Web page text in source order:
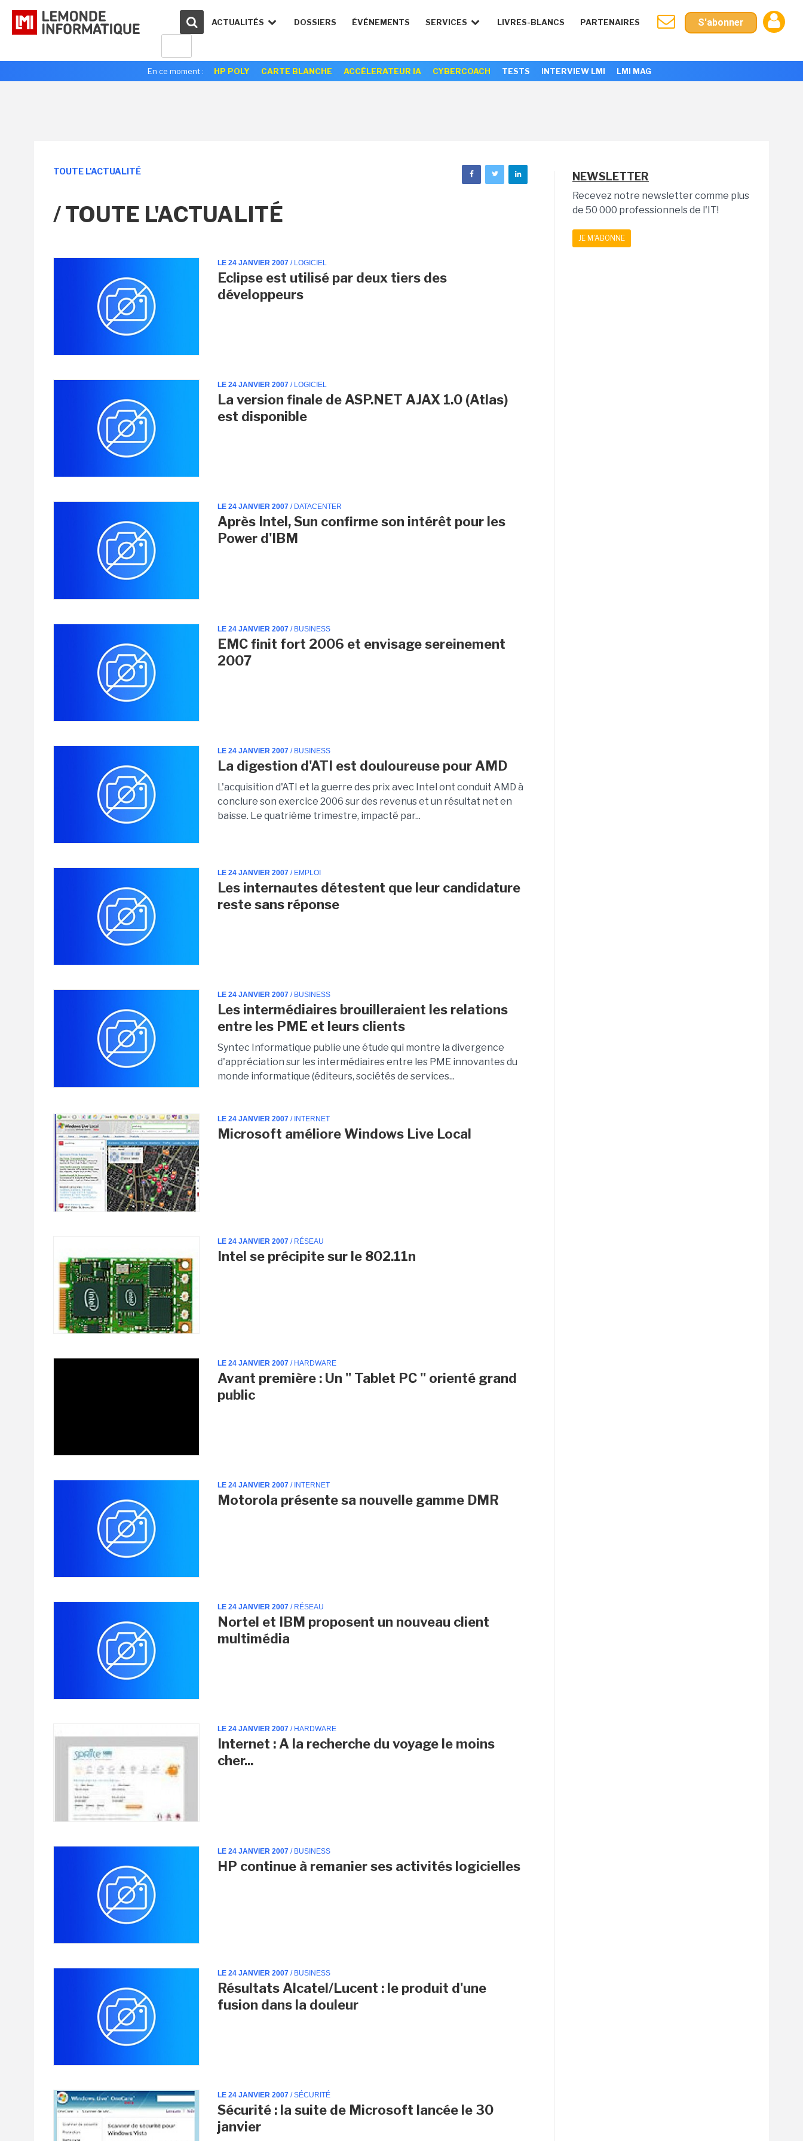
ACTUALITÉS DOSSIERS ÉVÉNEMENTS SERVICES LIVRES-BLANCS PARTENAIRES S'abonner
En ce moment : HP POLY CARTE BLANCHE ACCÉLERATEUR IA CYBERCOACH TESTS INTERVIEW LMI LMI MAG
TOUTE L'ACTUALITÉ
/ TOUTE L'ACTUALITÉ
LE 24 JANVIER 2007 / LOGICIEL
Eclipse est utilisé par deux tiers des
développeurs
LE 24 JANVIER 2007 / LOGICIEL
La version finale de ASP.NET AJAX 1.0 (Atlas)
est disponible
LE 24 JANVIER 2007 / DATACENTER
Après Intel, Sun confirme son intérêt pour les
Power d'IBM
LE 24 JANVIER 2007 / BUSINESS
EMC finit fort 2006 et envisage sereinement
2007
LE 24 JANVIER 2007 / BUSINESS
La digestion d'ATI est douloureuse pour AMD
L'acquisition d'ATI et la guerre des prix avec Intel ont conduit AMD à
conclure son exercice 2006 sur des revenus et un résultat net en
baisse. Le quatrième trimestre, impacté par...
LE 24 JANVIER 2007 / EMPLOI
Les internautes détestent que leur candidature
reste sans réponse
LE 24 JANVIER 2007 / BUSINESS
Les intermédiaires brouilleraient les relations
entre les PME et leurs clients
Syntec Informatique publie une étude qui montre la divergence
d'appréciation sur les intermédiaires entre les PME innovantes du
monde informatique (éditeurs, sociétés de services...
LE 24 JANVIER 2007 / INTERNET
Microsoft améliore Windows Live Local
LE 24 JANVIER 2007 / RÉSEAU
Intel se précipite sur le 802.11n
LE 24 JANVIER 2007 / HARDWARE
Avant première : Un " Tablet PC " orienté grand
public
LE 24 JANVIER 2007 / INTERNET
Motorola présente sa nouvelle gamme DMR
LE 24 JANVIER 2007 / RÉSEAU
Nortel et IBM proposent un nouveau client
multimédia
LE 24 JANVIER 2007 / HARDWARE
Internet : A la recherche du voyage le moins
cher...
LE 24 JANVIER 2007 / BUSINESS
HP continue à remanier ses activités logicielles
LE 24 JANVIER 2007 / BUSINESS
Résultats Alcatel/Lucent : le produit d'une
fusion dans la douleur
LE 24 JANVIER 2007 / SÉCURITÉ
Sécurité : la suite de Microsoft lancée le 30
janvier
NEWSLETTER
Recevez notre newsletter comme plus
de 50 000 professionnels de l'IT!
JE M'ABONNE